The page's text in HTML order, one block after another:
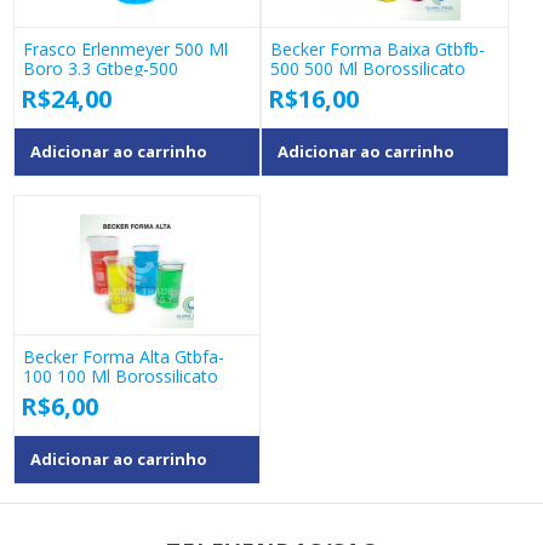
Frasco Erlenmeyer 500 Ml
Boro 3.3 Gtbeg-500
R$24,00
Adicionar ao carrinho
Becker Forma Baixa Gtbfb-
500 500 Ml Borossilicato
R$16,00
Adicionar ao carrinho
Becker Forma Alta Gtbfa-
100 100 Ml Borossilicato
R$6,00
Adicionar ao carrinho